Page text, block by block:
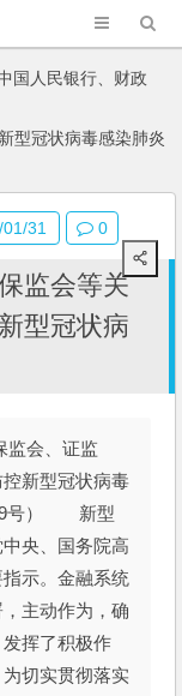
国人民银行、财政
型冠状病毒感染肺炎
监会等关
型冠状病
监会、证监
新型冠状病毒
29号） 新型
央、国务院高
示。金融系统
主动作为，确
挥了积极作
切实贯彻落实
31
0